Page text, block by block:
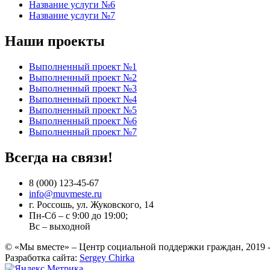
Название услуги №6
Название услуги №7
Наши проекты
Выполненный проект №1
Выполненный проект №2
Выполненный проект №3
Выполненный проект №4
Выполненный проект №5
Выполненный проект №6
Выполненный проект №7
Всегда на связи!
8 (000) 123-45-67
info@muvmeste.ru
г. Россошь, ул. Жуковского, 14
Пн-Сб – с 9:00 до 19:00;
Вс – выходной
© «Мы вместе» – Центр социальной поддержки граждан, 2019
Разработка сайта: Sergey Chirka